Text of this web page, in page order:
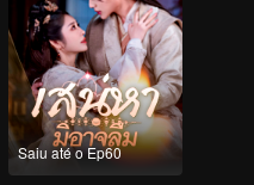
Saiu até o Ep60